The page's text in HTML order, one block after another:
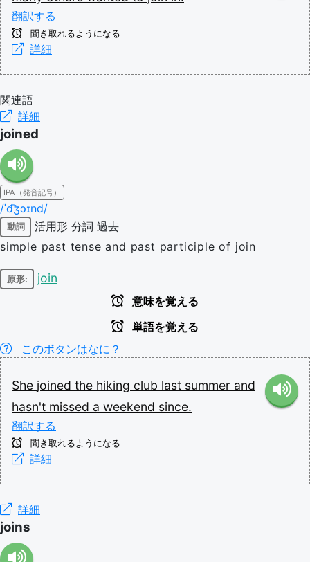
翻訳する
聞き取れるようになる
詳細
関連語
詳細
joined
IPA（発音記号）
/ˈd͡ʒɔɪnd/
動詞 活用形 分詞 過去
simple past tense and past participle of join
原形: join
意味を覚える
単語を覚える
このボタンはなに？
She joined the hiking club last summer and
hasn't missed a weekend since.
翻訳する
聞き取れるようになる
詳細
詳細
joins